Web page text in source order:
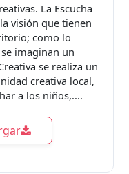
La Escucha
visión que tienen
como lo
imaginan un
se realiza un
creativa local,
a los niños,....